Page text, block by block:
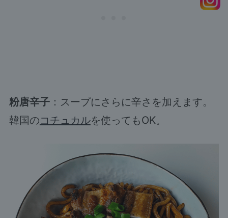
粉唐辛子：スープにさらに辛さを加えます。
韓国のコチュカルを使ってもOK。